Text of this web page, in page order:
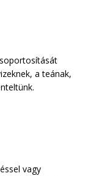
a teának,
vagy